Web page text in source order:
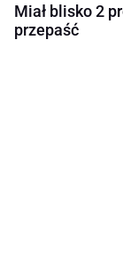
Miał blisko 2
przepaść